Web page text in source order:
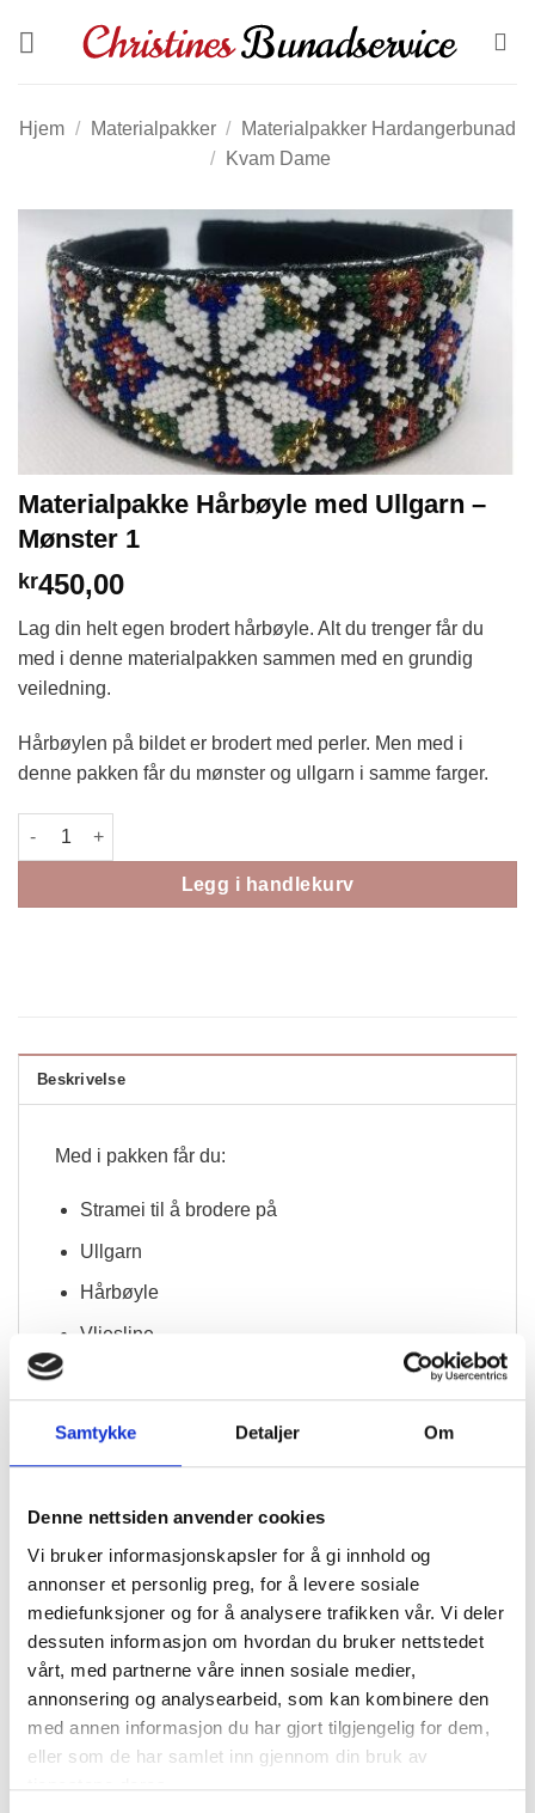
Samtykke Detaljer Om
Denne nettsiden anvender cookies
Vi bruker informasjonskapsler for å gi innhold og
annonser et personlig preg, for å levere sosiale
mediefunksjoner og for å analysere trafikken vår. Vi deler
dessuten informasjon om hvordan du bruker nettstedet
vårt, med partnerne våre innen sosiale medier,
annonsering og analysearbeid, som kan kombinere den
med annen informasjon du har gjort tilgjengelig for dem,
eller som de har samlet inn gjennom din bruk av
tjenestene deres.
Hjem / Materialpakker /
Materialpakker Hardangerbunad
/
Kvam Dame
Materialpakke Hårbøyle med Ullgarn –
Mønster 1
kr450,00
Lag din helt egen brodert hårbøyle. Alt du trenger får du
med i denne materialpakken sammen med en grundig
veiledning.
Hårbøylen på bildet er brodert med perler. Men med i
denne pakken får du mønster og ullgarn i samme farger.
Materialpakke Hårbøyle med Ullgarn - Mønster 1 antall
Legg i handlekurv
Beskrivelse
Med i pakken får du:
Stramei til å brodere på
Ullgarn
Hårbøyle
Vliesline
Dette er et enkelt og overskuelig prosjekt å gå i
gang med for de fleste.
Hårbøylen kan brukes til bunaden/festdrakten og
til hverdagsbruk 🙂